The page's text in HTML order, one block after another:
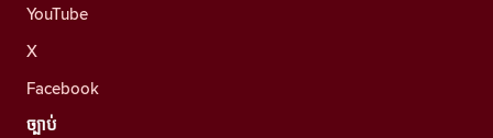
YouTube
X
Facebook
ច្បាប់